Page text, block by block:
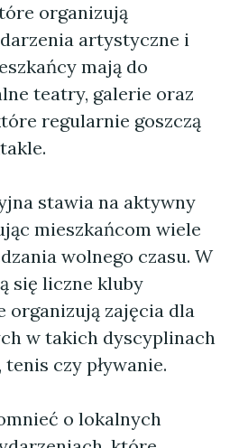
organizują
artystyczne i
mają do
teatry, galerie oraz
regularnie goszczą
stawia na aktywny
mieszkańcom wiele
wolnego czasu. W
się liczne kluby
organizują zajęcia dla
w takich dyscyplinach
tenis czy pływanie.
o lokalnych